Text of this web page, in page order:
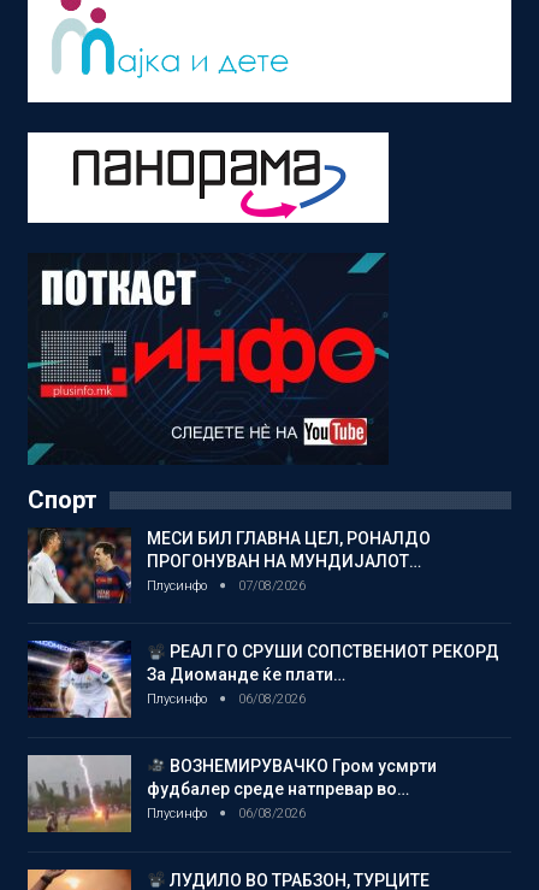
Спорт
МЕСИ БИЛ ГЛАВНА ЦЕЛ, РОНАЛДО
ПРОГОНУВАН НА МУНДИЈАЛОТ…
Плусинфо 07/08/2026
РЕАЛ ГО СРУШИ СОПСТВЕНИОТ РЕКОРД
За Диоманде ќе плати…
Плусинфо 06/08/2026
ВОЗНЕМИРУВАЧКО Гром усмрти
фудбалер среде натпревар во…
Плусинфо 06/08/2026
ЛУДИЛО ВО ТРАБЗОН, ТУРЦИТЕ